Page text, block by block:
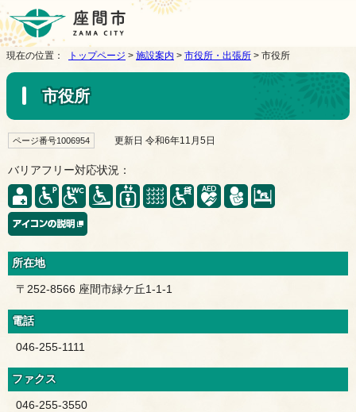
現在の位置： トップページ > 施設案内 > 市役所・出張所 > 市役所
市役所
ページ番号1006954 更新日 令和6年11月5日
バリアフリー対応状況：
所在地
〒252-8566 座間市緑ケ丘1-1-1
電話
046-255-1111
ファクス
046-255-3550